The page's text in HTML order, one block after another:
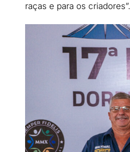
raças e para os criadores”.